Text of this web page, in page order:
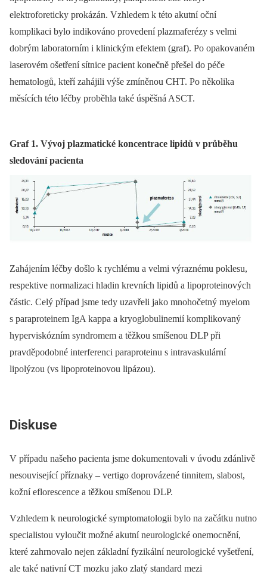
elektroforeticky prokázán. Vzhledem k této akutní oční
komplikaci bylo indikováno provedení plazmaferézy s velmi
dobrým laboratorním i klinickým efektem (graf). Po opakovaném
laserovém ošetření sítnice pacient konečně přešel do péče
hematologů, kteří zahájili výše zmíněnou CHT. Po několika
měsících této léčby proběhla také úspěšná ASCT.
Graf 1. Vývoj plazmatické koncentrace lipidů v průběhu
sledování pacienta
Zahájením léčby došlo k rychlému a velmi výraznému poklesu,
respektive normalizaci hladin krevních lipidů a lipoproteinových
částic. Celý případ jsme tedy uzavřeli jako mnohočetný myelom
s paraproteinem IgA kappa a kryoglobulinemií komplikovaný
hyperviskózním syndromem a těžkou smíšenou DLP při
pravděpodobné interferenci paraproteinu s intravaskulární
lipolýzou (vs lipoproteinovou lipázou).
Diskuse
V případu našeho pacienta jsme dokumentovali v úvodu zdánlivě
nesouvisející příznaky –⁠ vertigo doprovázené tinnitem, slabost,
kožní eflorescence a těžkou smíšenou DLP.
Vzhledem k neurologické symptomatologii bylo na začátku nutno
specialistou vyloučit možné akutní neurologické onemocnění,
které zahrnovalo nejen základní fyzikální neurologické vyšetření,
ale také nativní CT mozku jako zlatý standard mezi